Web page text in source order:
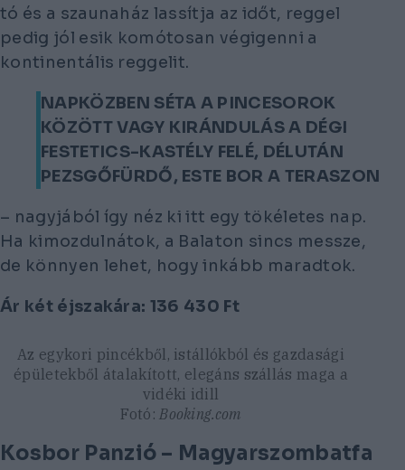
tó és a szaunaház lassítja az időt, reggel
pedig jól esik komótosan végigenni a
kontinentális reggelit.
NAPKÖZBEN SÉTA A PINCESOROK
KÖZÖTT VAGY KIRÁNDULÁS A DÉGI
FESTETICS-KASTÉLY FELÉ, DÉLUTÁN
PEZSGŐFÜRDŐ, ESTE BOR A TERASZON
– nagyjából így néz ki itt egy tökéletes nap.
Ha kimozdulnátok, a Balaton sincs messze,
de könnyen lehet, hogy inkább maradtok.
Ár két éjszakára: 136 430 Ft
Az egykori pincékből, istállókból és gazdasági
épületekből átalakított, elegáns szállás maga a
vidéki idill
Fotó: Booking.com
Kosbor Panzió – Magyarszombatfa